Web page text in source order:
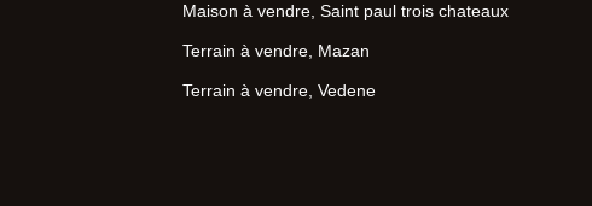
Maison à vendre, Saint paul trois chateaux
Terrain à vendre, Mazan
Terrain à vendre, Vedene